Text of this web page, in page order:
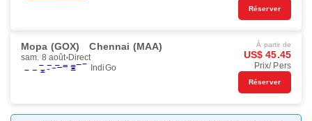
Réserver
Mopa (GOX) Chennai (MAA)
sam. 8 août Direct
IndiGo
À partir de
US$ 45.45
Prix/ Pers
Réserver